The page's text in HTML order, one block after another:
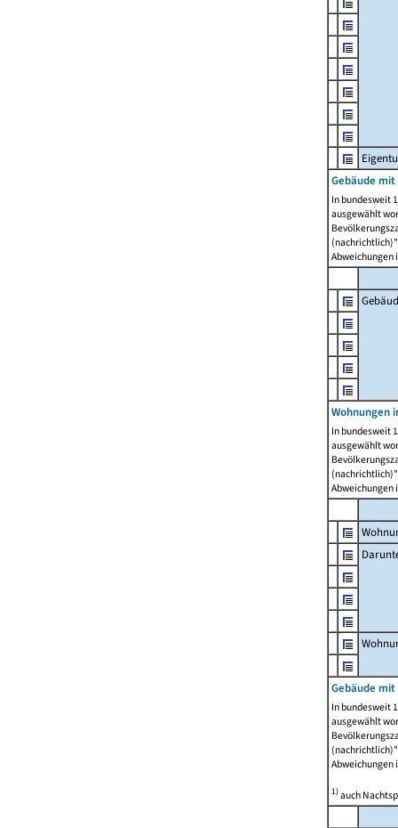
Gebäude
In bundesweit
ausgewählt
Abweichungen
Wohnungen
In bundesweit
ausgewählt
Abweichungen
Gebäude
In bundesweit
ausgewählt
Abweichungen
1)auch